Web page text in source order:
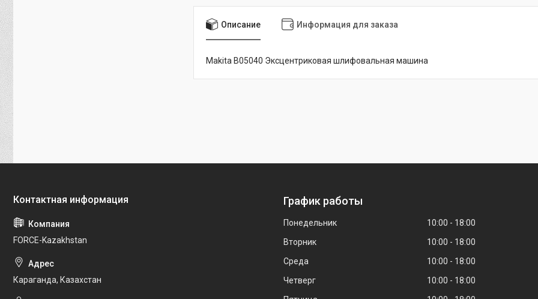
Описание Информация для заказа
Makita B05040 Эксцентриковая шлифовальная машина
FORCE-Kazakhstan
Караганда, Казахстан
График работы
Понедельник 10:00
18:00
Вторник
10:00
18:00
Среда
10:00
18:00
Четверг
10:00
18:00